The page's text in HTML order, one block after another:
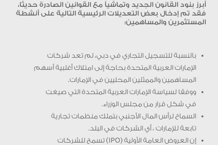
أبرز بنود القانون الجديد وتماشياً مع القوانين الصادرة حديثا،
فقد تم إدخال بعض التعديلات الرئيسية التالية على أنشطة
المستثمرين والمساهمين:
بالنسبة للتسجيل التجاري في دبي، لم تعد شركات
الإمارات العربية المتحدة بحاجة إلى امتلاك أغلبية أسهم
المساهمين والممثلين المحليين في الإمارات.
ووفقا لسياسة الإمارات العربية المتحدة التي صيغت
في شكل قرار من مجلس الوزراء.
السماح لرأس المال الأجنبي بتملك منظمات تجارية
تابعة للإمارات ، أي الشركات في البلد.
إن العروض العامة الأولية (IPO) تسمح للشركات